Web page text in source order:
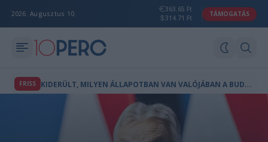
2026. Augusztus 10.
363.65 Ft
314.71 Ft
TÁMOGATÁS
FRISS K
IDERÜLT, MILYEN ÁLLAPOTBAN VAN VALÓJÁBAN A BUDAPESTI PLANETÁRIUM